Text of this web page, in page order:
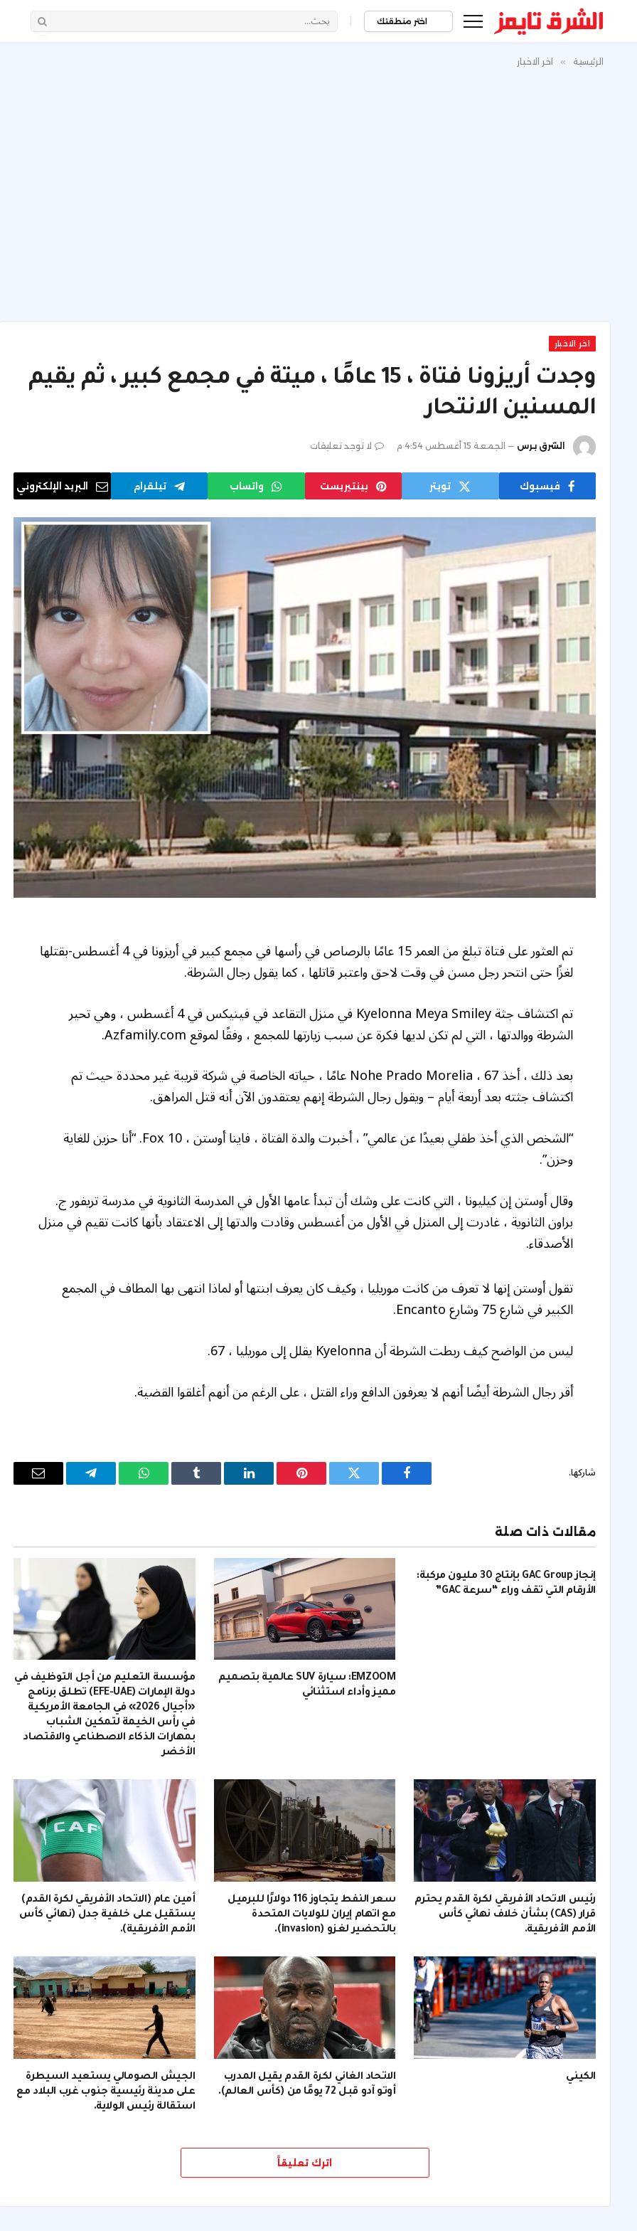
اختر منطقتك |
الرئيسية » اخر الاخبار
اخر الاخبار
وجدت أريزونا فتاة ، 15 عامًا ، ميتة في مجمع كبير ، ثم يقيم
المسنين الانتحار
الشرق برس الجمعة 15 أغسطس 4:54 م لا توجد تعليقات
فيسبوك تويتر بينتيريست واتساب تيلقرام البريد الإلكتروني
تم العثور على فتاة تبلغ من العمر 15 عامًا بالرصاص في رأسها في مجمع كبير في أريزونا في 4 أغسطس-بقتلها
لغزًا حتى انتحر رجل مسن في وقت لاحق واعتبر قاتلها ، كما يقول رجال الشرطة.
تم اكتشاف جثة Kyelonna Meya Smiley في منزل التقاعد في فينيكس في 4 أغسطس ، وهي تحير
الشرطة ووالدتها ، التي لم تكن لديها فكرة عن سبب زيارتها للمجمع ، وفقًا لموقع Azfamily.com.
بعد ذلك ، أخذ Nohe Prado Morelia ، 67 عامًا ، حياته الخاصة في شركة قريبة غير محددة حيث تم
اكتشاف جثته بعد أربعة أيام – ويقول رجال الشرطة إنهم يعتقدون الآن أنه قتل المراهق.
“الشخص الذي أخذ طفلي بعيدًا عن عالمي” ، أخبرت والدة الفتاة ، فاينا أوستن ، Fox 10. “أنا حزين للغاية
وحزن”.
وقال أوستن إن كيليونا ، التي كانت على وشك أن تبدأ عامها الأول في المدرسة الثانوية في مدرسة تريفور ج.
براون الثانوية ، غادرت إلى المنزل في الأول من أغسطس وقادت والدتها إلى الاعتقاد بأنها كانت تقيم في منزل
الأصدقاء.
تقول أوستن إنها لا تعرف من كانت موريليا ، وكيف كان يعرف ابنتها أو لماذا انتهى بها المطاف في المجمع
الكبير في شارع 75 وشارع Encanto.
ليس من الواضح كيف ربطت الشرطة أن Kyelonna يقلل إلى موريليا ، 67.
أقر رجال الشرطة أيضًا أنهم لا يعرفون الدافع وراء القتل ، على الرغم من أنهم أغلقوا القضية.
شاركها.
فيسبوك تويتر بينتيريستلينكدإن Tumblr واتساب تيلقرام
البريد
مقالات ذات صلة
إنجاز GAC Group بإنتاج 30 مليون مركبة:
الأرقام التي تقف وراء “سرعة GAC”
EMZOOM: سيارة SUV عالمية بتصميم
مميز وأداء استثنائي
مؤسسة التعليم من أجل التوظيف في
دولة الإمارات (EFE-UAE) تطلق برنامج
«أجيال 2026» في الجامعة الأمريكية
في رأس الخيمة لتمكين الشباب
بمهارات الذكاء الاصطناعي والاقتصاد
الأخضر
رئيس الاتحاد الأفريقي لكرة القدم يحترم
قرار (CAS) بشأن خلاف نهائي كأس
الأمم الأفريقية.
سعر النفط يتجاوز 116 دولارًا للبرميل
مع اتهام إيران للولايات المتحدة
بالتحضير لغزو (invasion).
أمين عام (الاتحاد الأفريقي لكرة القدم)
يستقيل على خلفية جدل (نهائي كأس
الأمم الأفريقية).
الكيني
الاتحاد الغاني لكرة القدم يقيل المدرب
أوتو آدو قبل 72 يومًا من (كأس العالم).
الجيش الصومالي يستعيد السيطرة
على مدينة رئيسية جنوب غرب البلاد مع
استقالة رئيس الولاية.
اترك تعليقاً